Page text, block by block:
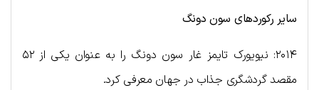
سایر رکوردهای سون دونگ
۲۰۱۴: نیویورک تایمز غار سون دونگ را به عنوان یکی از ۵۲
مقصد گردشگری جذاب در جهان معرفی کرد.